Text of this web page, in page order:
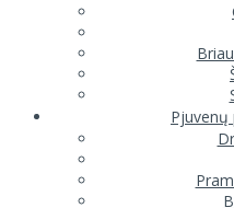
Pjuvenų